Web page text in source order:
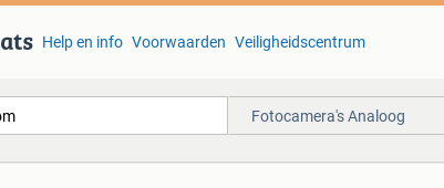
Help en info Voorwaarden Veiligheidscentrum
Fotocamera's Analoog